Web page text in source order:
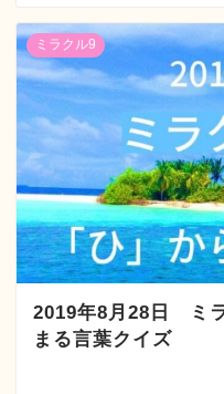
ミラクル9
2019年8月28日 ミ
まる言葉クイズ